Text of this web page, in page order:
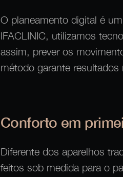
O planeamento digital é
IFACLINIC, utilizamos
assim, prever os
método garante resultados
Conforto em
Diferente dos aparelhos
feitos sob medida para o